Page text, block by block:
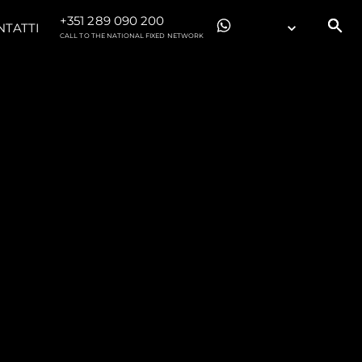
+351 289 090 200
CALL TO THE NATIONAL FIXED NETWORK